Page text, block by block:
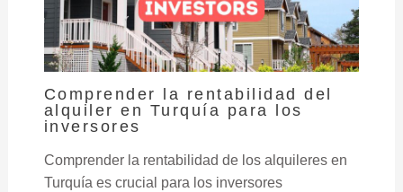
Comprender la rentabilidad del
alquiler en Turquía para los
inversores
Comprender la rentabilidad de los alquileres en
Turquía es crucial para los inversores